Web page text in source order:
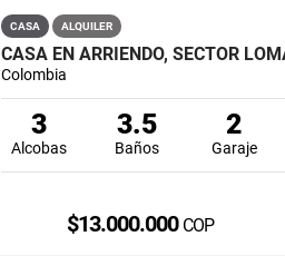
CASA ALQUILER
Colombia
3
Alcobas
3.5
Baños
2
Garaje
$13.000.000 COP